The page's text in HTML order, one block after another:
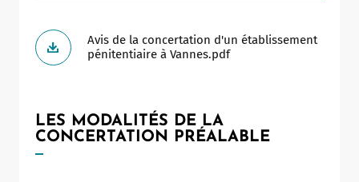
Avis de la concertation d'un établissement
pénitentiaire à Vannes.pdf
LES MODALITÉS DE LA
CONCERTATION PRÉALABLE